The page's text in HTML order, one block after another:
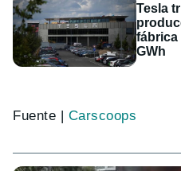
Tesla
fábrica
GWh
Fuente | Carscoops